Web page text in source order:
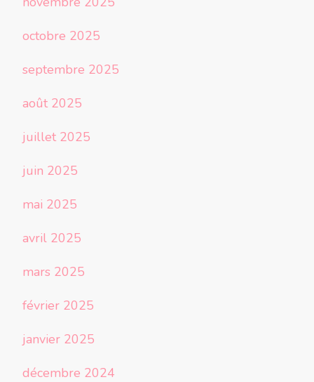
octobre 2025
septembre 2025
août 2025
juillet 2025
juin 2025
mai 2025
avril 2025
mars 2025
février 2025
janvier 2025
décembre 2024